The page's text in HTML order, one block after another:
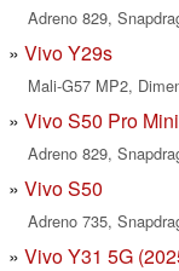
Adreno 829,
Vivo Y29s
Mali-G57 MP2,
Vivo S50 Pro Mini
Adreno 829,
Vivo S50
Adreno 735,
Vivo Y31 5G